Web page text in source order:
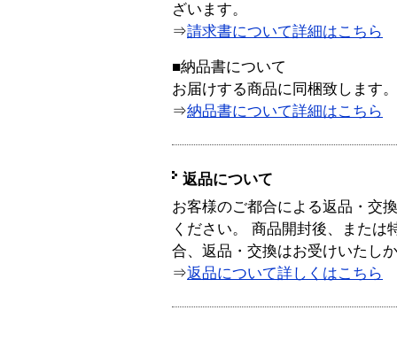
ざいます。
⇒請求書について詳細はこちら
■納品書について
お届けする商品に同梱致します。
⇒納品書について詳細はこちら
返品について
お客様のご都合による返品・交
ください。 商品開封後、または
合、返品・交換はお受けいたし
⇒返品について詳しくはこちら